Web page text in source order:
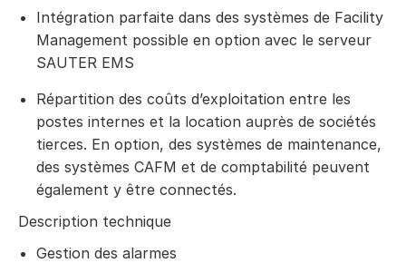
Intégration parfaite dans des systèmes de Facility
Management possible en option avec le serveur
SAUTER EMS
Répartition des coûts d’exploitation entre les
postes internes et la location auprès de sociétés
tierces. En option, des systèmes de maintenance,
des systèmes CAFM et de comptabilité peuvent
également y être connectés.
Description technique
Gestion des alarmes